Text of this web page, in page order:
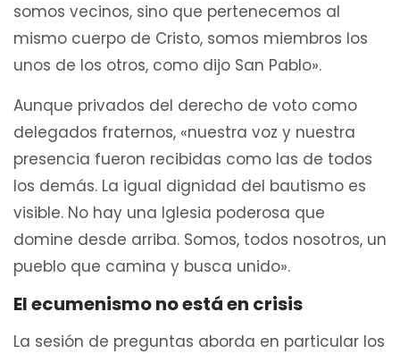
somos vecinos, sino que pertenecemos al
mismo cuerpo de Cristo, somos miembros los
unos de los otros, como dijo San Pablo».
Aunque privados del derecho de voto como
delegados fraternos, «nuestra voz y nuestra
presencia fueron recibidas como las de todos
los demás. La igual dignidad del bautismo es
visible. No hay una Iglesia poderosa que
domine desde arriba. Somos, todos nosotros, un
pueblo que camina y busca unido».
El ecumenismo no está en crisis
La sesión de preguntas aborda en particular los